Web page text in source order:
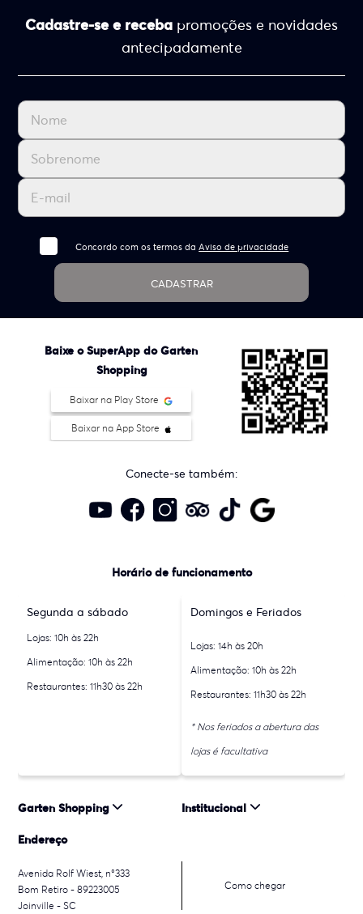
Cadastre-se e receba promoções e novidades
antecipadamente
Concordo com os termos daAviso de privacidade
CADASTRAR
Baixe o SuperApp do Garten
Shopping
Baixar na Play Store
Baixar na App Store
Conecte-se também:
Horário de funcionamento
Segunda a sábado
Lojas: 10h às 22h
Alimentação: 10h às 22h
Restaurantes: 11h30 às 22h
Domingos e Feriados
Lojas: 14h às 20h
Alimentação: 10h às 22h
Restaurantes: 11h30 às 22h
* Nos feriados a abertura das
lojas é facultativa
Garten Shopping Institucional
Endereço
Avenida Rolf Wiest, n°333
Bom Retiro - 89223005
Joinville - SC
Como chegar